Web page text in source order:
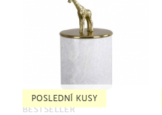
POSLEDNÍ KUSY
BESTSELLER